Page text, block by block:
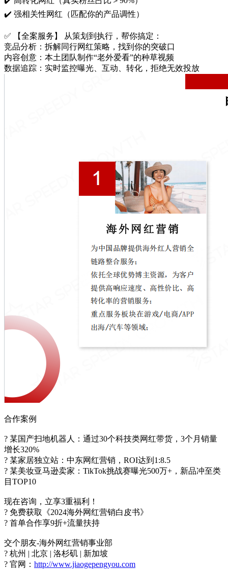
✔️ ​强相关性网红（匹配你的产品调性）
✅ ​​【全案服务】​​ 从策划到执行，帮你搞定：
竞品分析​：拆解同行网红策略，找到你的突破口
​内容创意​：本土团队制作“老外爱看”的种草视频
​数据追踪​：实时监控曝光、互动、转化，拒绝无效投放
合作案例​
? ​某国产扫地机器人：通过30个科技类网红带货，​3个月销量
增长320%​​
? ​某家居独立站​：中东网红营销，ROI达到1:8.5​
? ​某美妆亚马逊卖家​：TikTok挑战赛曝光500万+​，新品冲至类
目TOP10
​现在咨询，立享3重福利！​​
? ​免费获取《2024海外网红营销白皮书》
? ​首单合作享9折+流量扶持
​交个朋友-海外网红营销事业部​
? 杭州 | 北京 | 洛杉矶 | 新加坡
? 官网： http://www.jiaogepengyou.com